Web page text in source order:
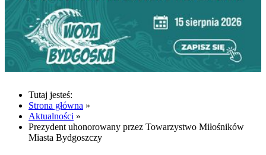
Tutaj jesteś:
Strona główna »
Aktualności »
Prezydent uhonorowany przez Towarzystwo Miłośników
Miasta Bydgoszczy